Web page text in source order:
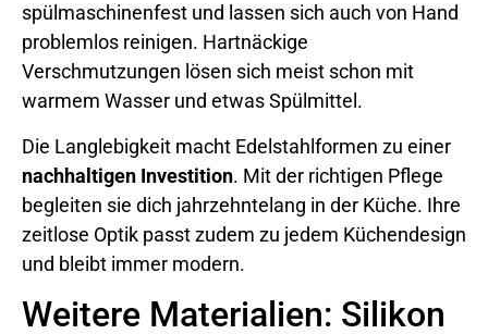
spülmaschinenfest und lassen sich auch von Hand
problemlos reinigen. Hartnäckige
Verschmutzungen lösen sich meist schon mit
warmem Wasser und etwas Spülmittel.
Die Langlebigkeit macht Edelstahlformen zu einer
nachhaltigen Investition. Mit der richtigen Pflege
begleiten sie dich jahrzehntelang in der Küche. Ihre
zeitlose Optik passt zudem zu jedem Küchendesign
und bleibt immer modern.
Weitere Materialien: Silikon